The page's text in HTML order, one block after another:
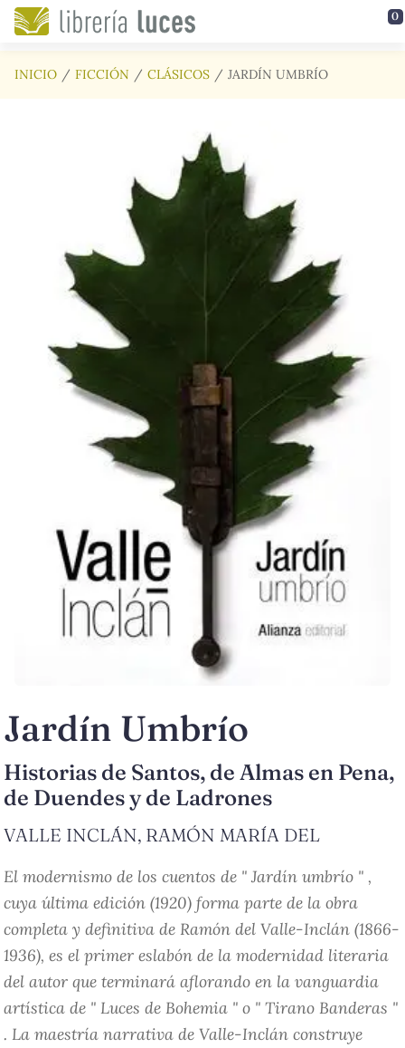
Saltar al contenido principal 0
INICIO FICCIÓN CLÁSICOS JARDÍN UMBRÍO
Jardín Umbrío
Historias de Santos, de Almas en Pena,
de Duendes y de Ladrones
VALLE INCLÁN, RAMÓN MARÍA DEL
El modernismo de los cuentos de " Jardín umbrío " ,
cuya última edición (1920) forma parte de la obra
completa y definitiva de Ramón del Valle-Inclán (1866-
1936), es el primer eslabón de la modernidad literaria
del autor que terminará aflorando en la vanguardia
artística de " Luces de Bohemia " o " Tirano Banderas "
. La maestría narrativa de Valle-Inclán construye